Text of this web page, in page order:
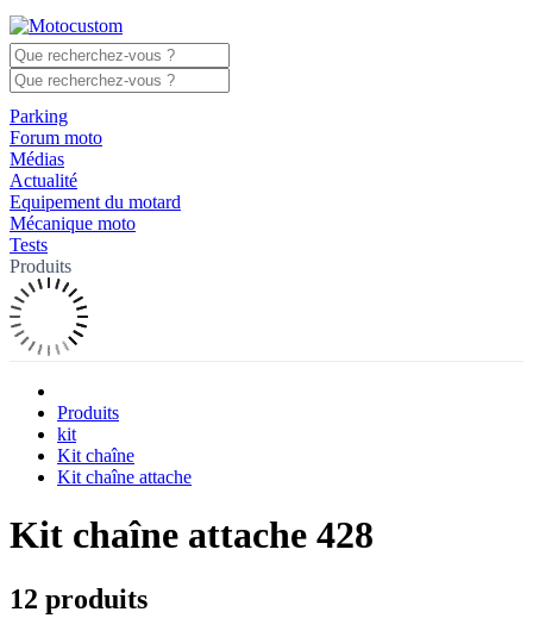
Parking
Forum moto
Médias
Actualité
Equipement du motard
Mécanique moto
Tests
Produits
Produits
kit
Kit chaîne
Kit chaîne attache
Kit chaîne attache 428
12 produits